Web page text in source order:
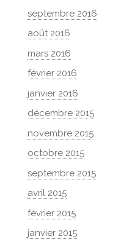
septembre 2016
août 2016
mars 2016
février 2016
janvier 2016
décembre 2015
novembre 2015
octobre 2015
septembre 2015
avril 2015
février 2015
janvier 2015